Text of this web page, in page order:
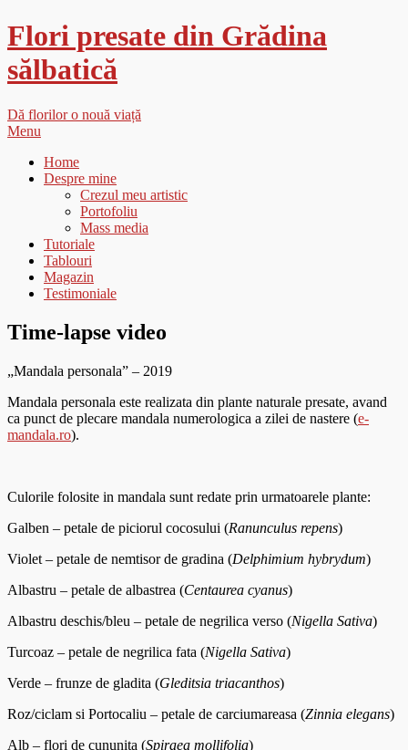
Flori presate din Grădina
sălbatică
Dă florilor o nouă viață
Menu
Home
Despre mine
Crezul meu artistic
Portofoliu
Mass media
Tutoriale
Tablouri
Magazin
Testimoniale
Time-lapse video
„Mandala personala” – 2019
Mandala personala este realizata din plante naturale presate, avand
ca punct de plecare mandala numerologica a zilei de nastere (e-
mandala.ro).
Culorile folosite in mandala sunt redate prin urmatoarele plante:
Galben – petale de piciorul cocosului (Ranunculus repens)
Violet – petale de nemtisor de gradina (Delphimium hybrydum)
Albastru – petale de albastrea (Centaurea cyanus)
Albastru deschis/bleu – petale de negrilica verso (Nigella Sativa)
Turcoaz – petale de negrilica fata (Nigella Sativa)
Verde – frunze de gladita (Gleditsia triacanthos)
Roz/ciclam si Portocaliu – petale de carciumareasa (Zinnia elegans)
Alb – flori de cununita (Spiraea mollifolia)